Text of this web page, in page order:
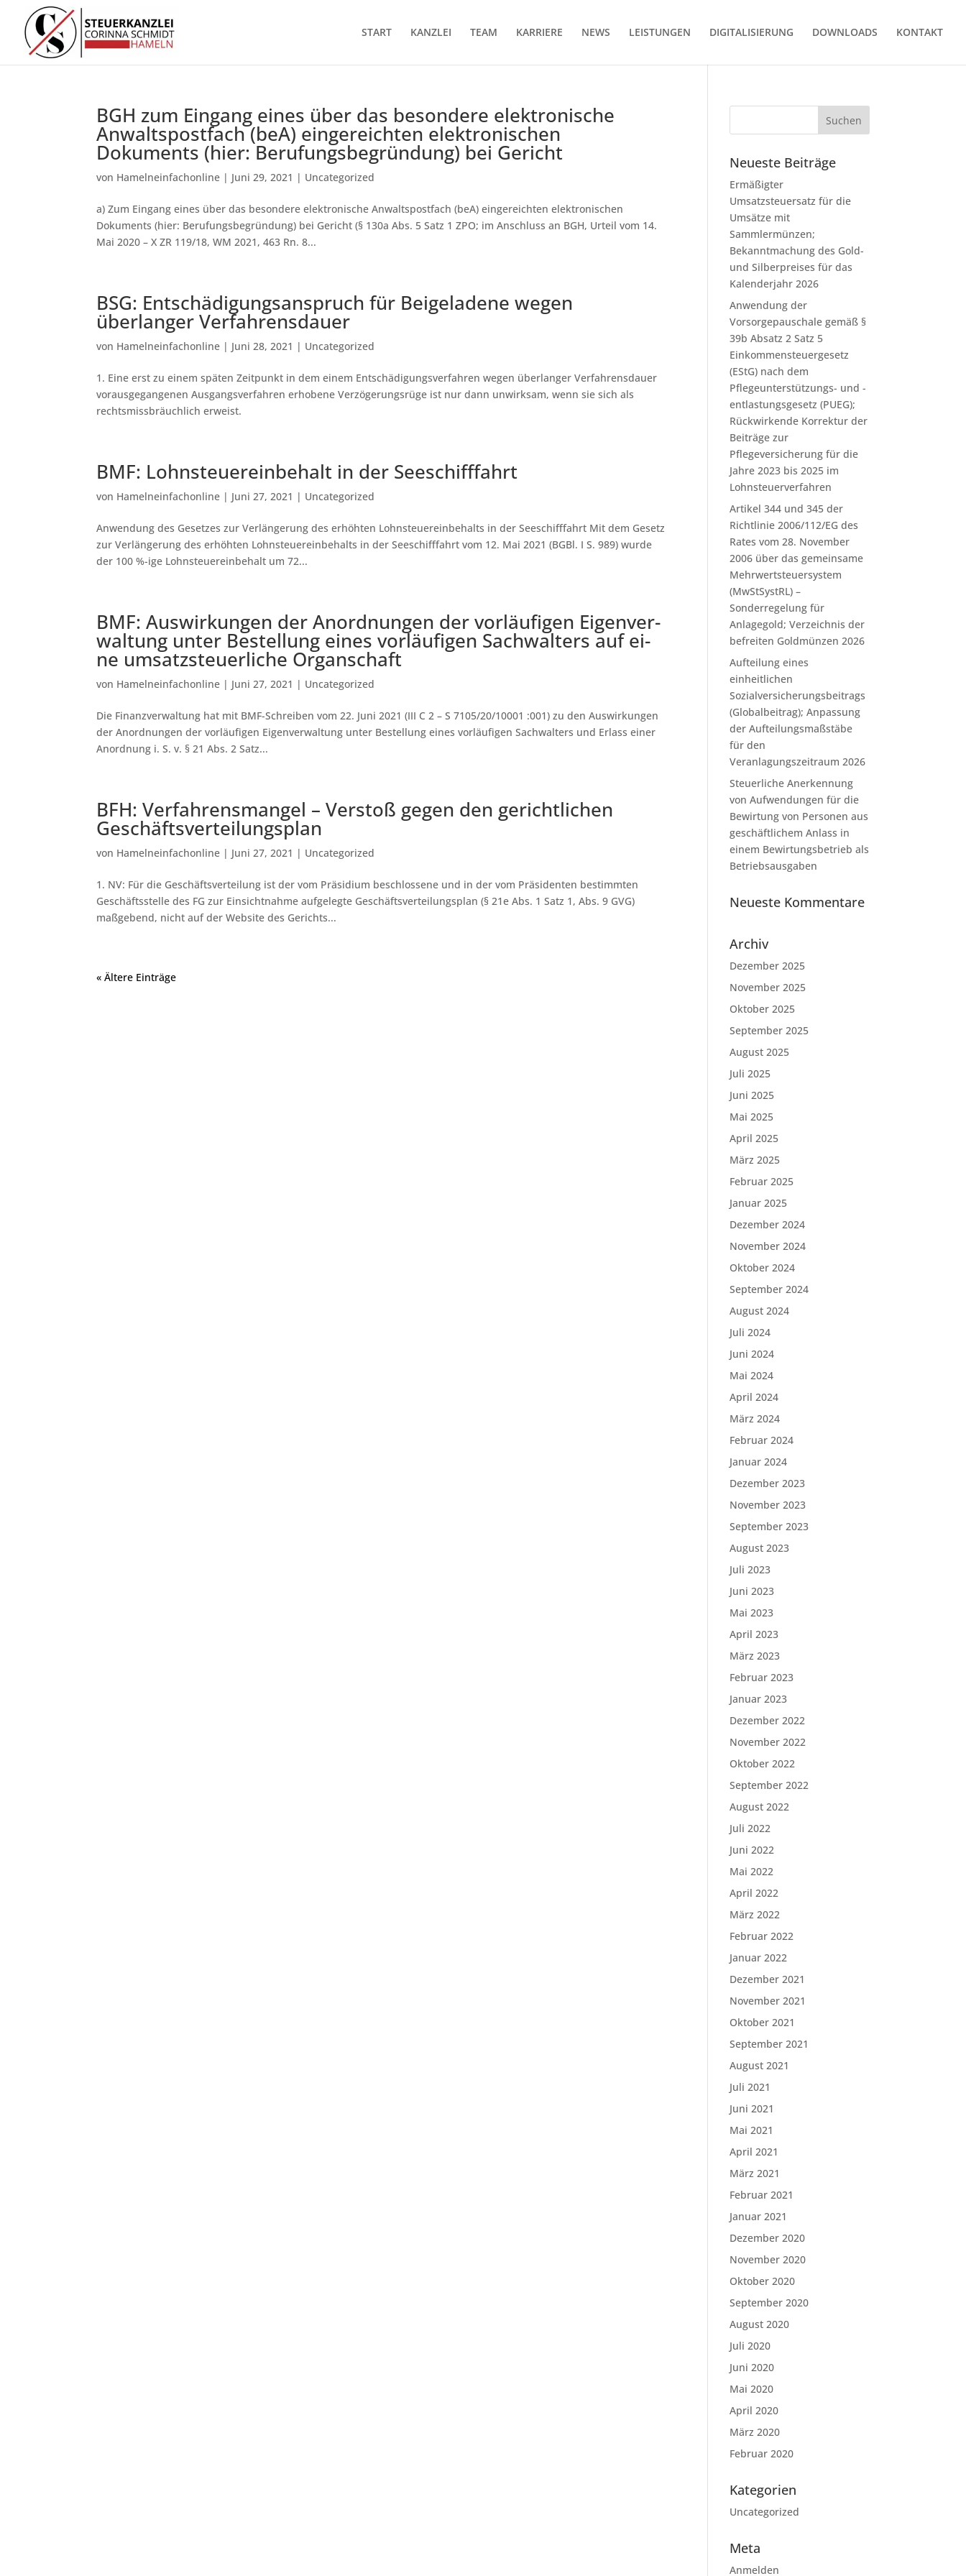
START KANZLEI TEAM KARRIERE NEWS LEISTUNGEN DIGITALISIERUNG DOWNLOADS KONTAKT
BGH zum Eingang eines über das besondere elektronische
Anwaltspostfach (beA) eingereichten elektronischen
Dokuments (hier: Berufungsbegründung) bei Gericht
von Hamelneinfachonline | Juni 29, 2021 | Uncategorized
a) Zum Eingang eines über das besondere elektronische Anwaltspostfach (beA) eingereichten elektronischen
Dokuments (hier: Berufungsbegründung) bei Gericht (§ 130a Abs. 5 Satz 1 ZPO; im Anschluss an BGH, Urteil vom 14.
Mai 2020 – X ZR 119/18, WM 2021, 463 Rn. 8...
BSG: Entschädigungsanspruch für Beigeladene wegen
überlanger Verfahrensdauer
von Hamelneinfachonline | Juni 28, 2021 | Uncategorized
1. Eine erst zu einem späten Zeitpunkt in dem einem Entschädigungsverfahren wegen überlanger Verfahrensdauer
vorausgegangenen Ausgangsverfahren erhobene Verzögerungsrüge ist nur dann unwirksam, wenn sie sich als
rechtsmissbräuchlich erweist.
BMF: Lohnsteuereinbehalt in der Seeschifffahrt
von Hamelneinfachonline | Juni 27, 2021 | Uncategorized
Anwendung des Gesetzes zur Verlängerung des erhöhten Lohnsteuereinbehalts in der Seeschifffahrt Mit dem Gesetz
zur Verlängerung des erhöhten Lohnsteuereinbehalts in der Seeschifffahrt vom 12. Mai 2021 (BGBl. I S. 989) wurde
der 100 %-ige Lohnsteuereinbehalt um 72...
BMF: Aus­wir­kun­gen der An­ord­nun­gen der vor­läu­fi­gen Ei­gen­ver­
wal­tung un­ter Be­stel­lung ei­nes vor­läu­fi­gen Sach­wal­ters auf ei­
ne um­satz­steu­er­li­che Organ­schaft
von Hamelneinfachonline | Juni 27, 2021 | Uncategorized
Die Finanzverwaltung hat mit BMF-Schreiben vom 22. Juni 2021 (III C 2 – S 7105/20/10001 :001) zu den Auswirkungen
der Anordnungen der vorläufigen Eigenverwaltung unter Bestellung eines vorläufigen Sachwalters und Erlass einer
Anordnung i. S. v. § 21 Abs. 2 Satz...
BFH: Verfahrensmangel – Verstoß gegen den gerichtlichen
Geschäftsverteilungsplan
von Hamelneinfachonline | Juni 27, 2021 | Uncategorized
1. NV: Für die Geschäftsverteilung ist der vom Präsidium beschlossene und in der vom Präsidenten bestimmten
Geschäftsstelle des FG zur Einsichtnahme aufgelegte Geschäftsverteilungsplan (§ 21e Abs. 1 Satz 1, Abs. 9 GVG)
maßgebend, nicht auf der Website des Gerichts...
« Ältere Einträge
Neueste Beiträge
Ermäßigter
Umsatzsteuersatz für die
Umsätze mit
Sammlermünzen;
Bekanntmachung des Gold-
und Silberpreises für das
Kalenderjahr 2026
Anwendung der
Vorsorgepauschale gemäß §
39b Absatz 2 Satz 5
Einkommensteuergesetz
(EStG) nach dem
Pflegeunterstützungs- und -
entlastungsgesetz (PUEG);
Rückwirkende Korrektur der
Beiträge zur
Pflegeversicherung für die
Jahre 2023 bis 2025 im
Lohnsteuerverfahren
Artikel 344 und 345 der
Richtlinie 2006/112/EG des
Rates vom 28. November
2006 über das gemeinsame
Mehrwertsteuersystem
(MwStSystRL) –
Sonderregelung für
Anlagegold; Verzeichnis der
befreiten Goldmünzen 2026
Aufteilung eines
einheitlichen
Sozialversicherungsbeitrags
(Globalbeitrag); Anpassung
der Aufteilungsmaßstäbe
für den
Veranlagungszeitraum 2026
Steuerliche Anerkennung
von Aufwendungen für die
Bewirtung von Personen aus
geschäftlichem Anlass in
einem Bewirtungsbetrieb als
Betriebsausgaben
Neueste Kommentare
Archiv
Dezember 2025
November 2025
Oktober 2025
September 2025
August 2025
Juli 2025
Juni 2025
Mai 2025
April 2025
März 2025
Februar 2025
Januar 2025
Dezember 2024
November 2024
Oktober 2024
September 2024
August 2024
Juli 2024
Juni 2024
Mai 2024
April 2024
März 2024
Februar 2024
Januar 2024
Dezember 2023
November 2023
September 2023
August 2023
Juli 2023
Juni 2023
Mai 2023
April 2023
März 2023
Februar 2023
Januar 2023
Dezember 2022
November 2022
Oktober 2022
September 2022
August 2022
Juli 2022
Juni 2022
Mai 2022
April 2022
März 2022
Februar 2022
Januar 2022
Dezember 2021
November 2021
Oktober 2021
September 2021
August 2021
Juli 2021
Juni 2021
Mai 2021
April 2021
März 2021
Februar 2021
Januar 2021
Dezember 2020
November 2020
Oktober 2020
September 2020
August 2020
Juli 2020
Juni 2020
Mai 2020
April 2020
März 2020
Februar 2020
Kategorien
Uncategorized
Meta
Anmelden